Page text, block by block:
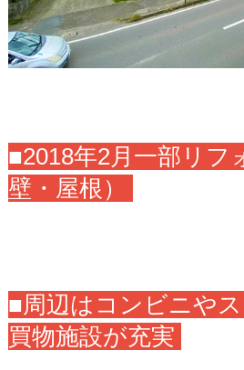
■2018年2月一部リフ
壁・屋根）
■周辺はコンビニや
買物施設が充実